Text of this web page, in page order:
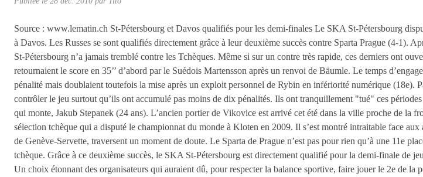
Source : www.lematin.ch St-Pétersbourg et Davos qualifiés pour les demi-finales Le SKA St-Pétersbourg
à Davos. Les Russes se sont qualifiés directement grâce à leur deuxième succès contre Sparta Prague (4-1).
St-Pétersbourg n’a jamais tremblé contre les Tchèques. Même si sur un contre très rapide, ces derniers ont
retournaient le score en 35’’ d’abord par le Suédois Martensson après un renvoi de Bäumle. Le temps
pénalité mais doublaient toutefois la mise après un exploit personnel de Rybin en infériorité numérique (18e).
contrôler le jeu surtout qu’ils ont accumulé pas moins de dix pénalités. Ils ont tranquillement "tué" ces
qui monte, Jakub Stepanek (24 ans). L’ancien portier de Vikovice est arrivé cet été dans la ville proche de la
sélection tchèque qui a disputé le championnat du monde à Kloten en 2009. Il s’est montré intraitable face aux
de Genève-Servette, traversent un moment de doute. Le Sparta de Prague n’est pas pour rien qu’à une 11e
tchèque. Grâce à ce deuxième succès, le SKA St-Pétersbourg est directement qualifié pour la demi-finale de
Un choix étonnant des organisateurs qui auraient dû, pour respecter la balance sportive, faire jouer le 2e de